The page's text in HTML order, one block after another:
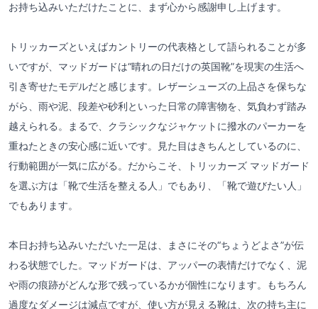
お持ち込みいただけたことに、まず心から感謝申し上げます。
トリッカーズといえばカントリーの代表格として語られることが多
いですが、マッドガードは“晴れの日だけの英国靴”を現実の生活へ
引き寄せたモデルだと感じます。レザーシューズの上品さを保ちな
がら、雨や泥、段差や砂利といった日常の障害物を、気負わず踏み
越えられる。まるで、クラシックなジャケットに撥水のパーカーを
重ねたときの安心感に近いです。見た目はきちんとしているのに、
行動範囲が一気に広がる。だからこそ、トリッカーズ マッドガード
を選ぶ方は「靴で生活を整える人」でもあり、「靴で遊びたい人」
でもあります。
本日お持ち込みいただいた一足は、まさにその“ちょうどよさ”が伝
わる状態でした。マッドガードは、アッパーの表情だけでなく、泥
や雨の痕跡がどんな形で残っているかが個性になります。もちろん
過度なダメージは減点ですが、使い方が見える靴は、次の持ち主に